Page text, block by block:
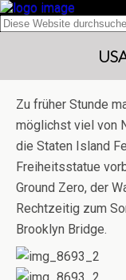
Zu früher Stunde
möglichst viel von
die Staten Island
Freiheitsstatue
Ground Zero, der
Rechtzeitig zum
Brooklyn Bridge.